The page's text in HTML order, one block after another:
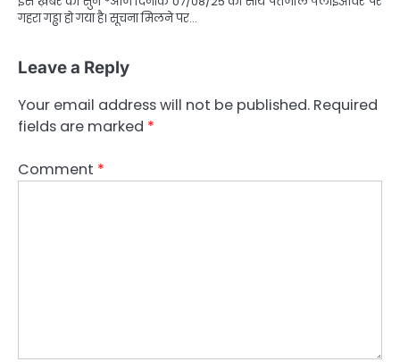
गहरा गड्ढा हो गया है। सूचना मिलने पर…
Leave a Reply
Your email address will not be published. Required
fields are marked *
Comment *